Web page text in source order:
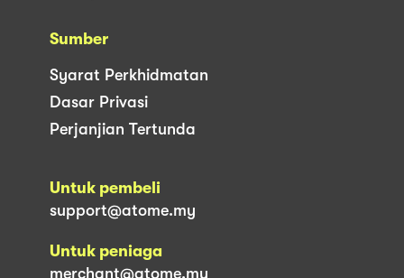
Sumber
Syarat Perkhidmatan
Dasar Privasi
Perjanjian Tertunda
Untuk pembeli
support@atome.my
Untuk peniaga
merchant@atome.my